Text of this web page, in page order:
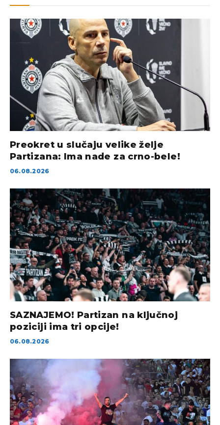
Preokret u slučaju velike želje
Partizana: Ima nade za crno-bele!
06.08.2026
SAZNAJEMO! Partizan na ključnoj
poziciji ima tri opcije!
06.08.2026